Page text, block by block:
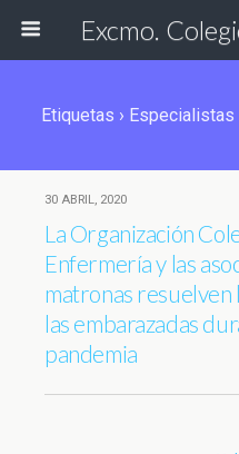
Etiquetas ›
30 ABRIL, 2020
La Organización
Enfermería y las
matronas resuelven
las embarazadas
pandemia